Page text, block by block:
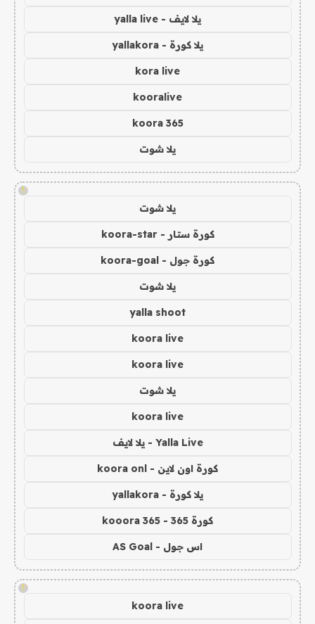
يلا لايف - yalla live
يلا كورة - yallakora
kora live
kooralive
koora 365
يلا شوت
!
يلا شوت
كورة ستار - koora-star
كورة جول - koora-goal
يلا شوت
yalla shoot
koora live
koora live
يلا شوت
koora live
Yalla Live - يلا لايف
كورة اون لاين - koora onl
يلا كورة - yallakora
كورة 365 - kooora 365
اس جول - AS Goal
!
koora live